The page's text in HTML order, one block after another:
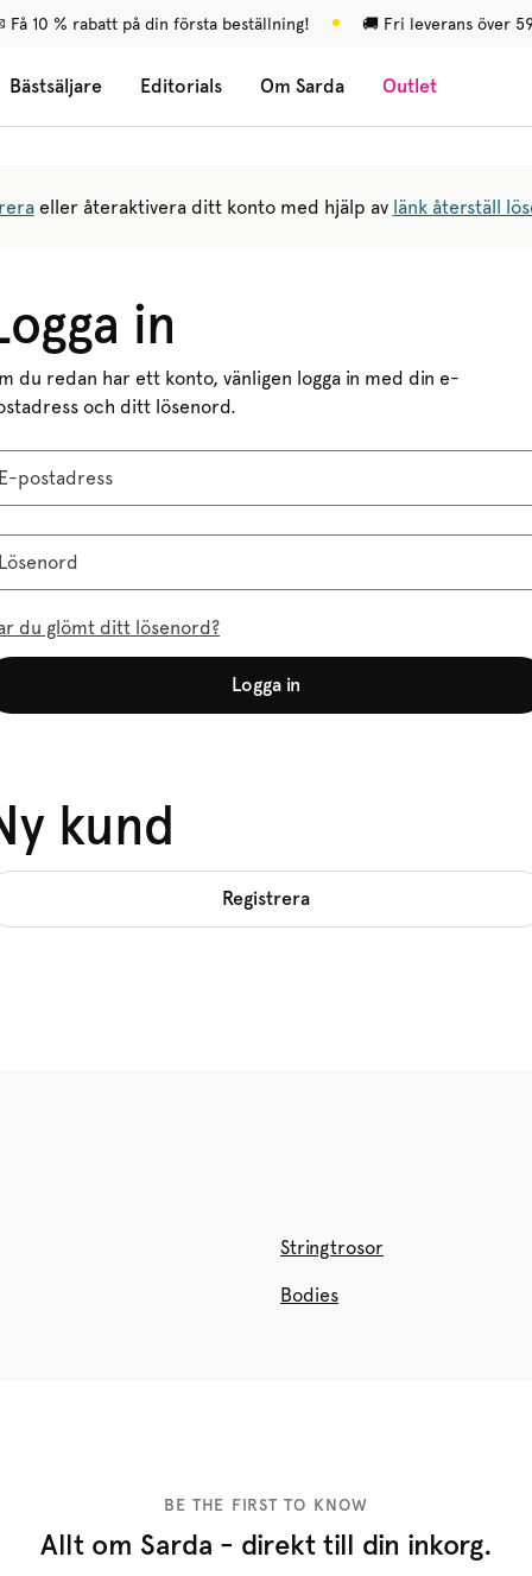
Få 10 % rabatt på din första beställning! 🚚 Fri leverans över
Bästsäljare Editorials Om Sarda Outlet
eller återaktivera ditt konto med hjälp av länk återställ
in
du redan har ett konto, vänligen logga in med din e-
och ditt lösenord.
postadress
du glömt ditt lösenord?
Logga in
kund
Registrera
Stringtrosor
Bodies
BE THE FIRST TO KNOW
Allt om Sarda - direkt till din inkorg.